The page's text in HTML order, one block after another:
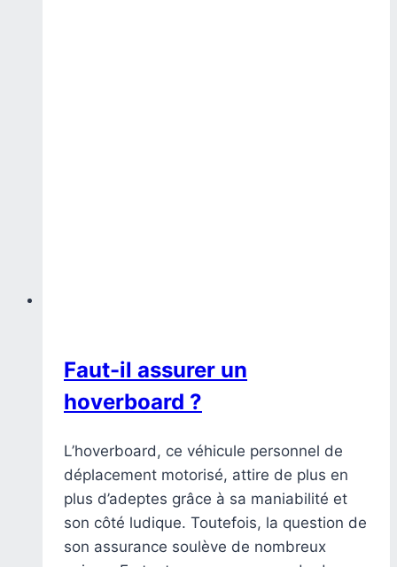
Faut-il assurer un
hoverboard ?
L’hoverboard, ce véhicule personnel de
déplacement motorisé, attire de plus en
plus d’adeptes grâce à sa maniabilité et
son côté ludique. Toutefois, la question de
son assurance soulève de nombreux